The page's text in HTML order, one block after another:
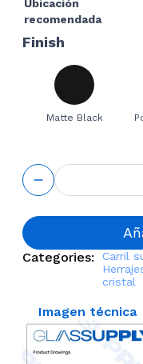
Ubicación
recomendada
Finish
Matte Black
Top Rail
Wall
Connector
cantidad
Categories: Carril
cristal
Imagen técnica